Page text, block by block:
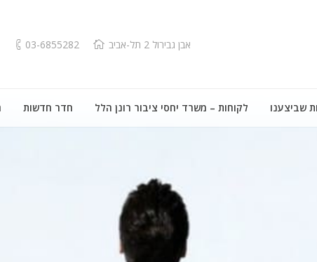
אבן גבירול 2 תל-אביב 03-6855282
שביצענו לקוחות – משרד יחסי ציבור רונן הלל חדר חדשות